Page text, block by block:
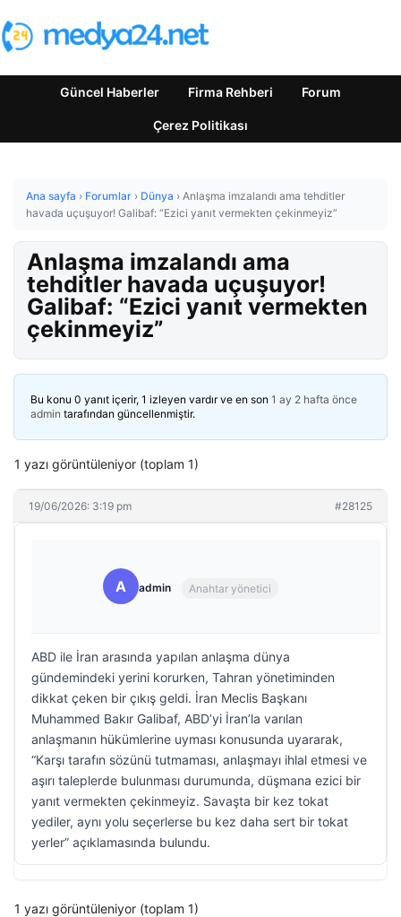
Güncel Haberler Firma Rehberi Forum
Çerez Politikası
Ana sayfa › Forumlar › Dünya › Anlaşma imzalandı ama tehditler
havada uçuşuyor! Galibaf: “Ezici yanıt vermekten çekinmeyiz”
Anlaşma imzalandı ama
tehditler havada uçuşuyor!
Galibaf: “Ezici yanıt vermekten
çekinmeyiz”
Bu konu 0 yanıt içerir, 1 izleyen vardır ve en son 1 ay 2 hafta önce
admin tarafından güncellenmiştir.
1 yazı görüntüleniyor (toplam 1)
19/06/2026: 3:19 pm #28125
A admin Anahtar yönetici
ABD ile İran arasında yapılan anlaşma dünya
gündemindeki yerini korurken, Tahran yönetiminden
dikkat çeken bir çıkış geldi. İran Meclis Başkanı
Muhammed Bakır Galibaf, ABD’yi İran’la varılan
anlaşmanın hükümlerine uyması konusunda uyararak,
“Karşı tarafın sözünü tutmaması, anlaşmayı ihlal etmesi ve
aşırı taleplerde bulunması durumunda, düşmana ezici bir
yanıt vermekten çekinmeyiz. Savaşta bir kez tokat
yediler, aynı yolu seçerlerse bu kez daha sert bir tokat
yerler” açıklamasında bulundu.
1 yazı görüntüleniyor (toplam 1)